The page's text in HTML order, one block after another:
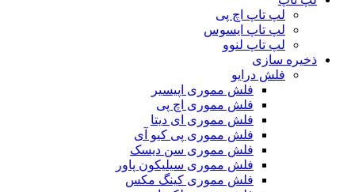
لپ تاپ اچ پی
لپ تاپ ایسوس
لپ تاپ لنوو
ذخیره سازی
فلش درایو
فلش مموری اپیسیر
فلش مموری اچ پی
فلش مموری ای دیتا
فلش مموری پی کیو آی
فلش مموری سن دیسک
فلش مموری سیلیکون پاور
فلش مموری کینگ مکس